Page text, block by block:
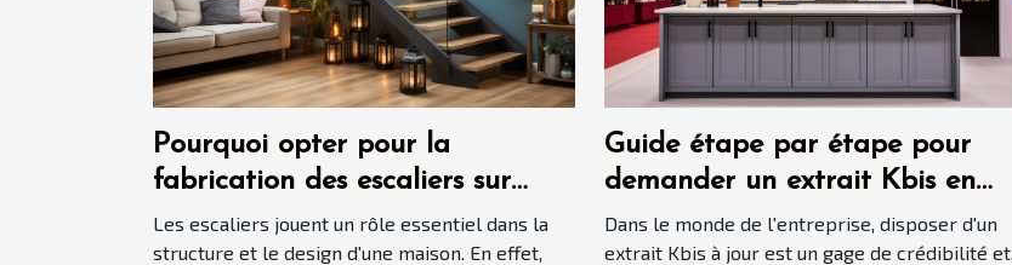
Pourquoi opter pour la
fabrication des escaliers sur
mesure ?
Les escaliers jouent un rôle essentiel dans la
structure et le design d'une maison. En effet,
Guide étape par étape pour
demander un extrait Kbis en
ligne
Dans le monde de l'entreprise, disposer d'un
extrait Kbis à jour est un gage de crédibilité et...